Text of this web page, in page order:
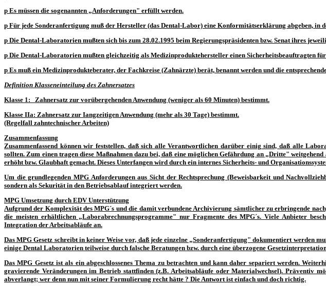
p Es müssen die sogenannten „Anforderungen" erfüllt werden.
p Für jede Sonderanfertigung muß der Hersteller (das Dental-Labor) eine Konformitätserklärung abgeben, in
p Die Dental-Laboratorien mußten sich bis zum 28.02.1995 beim Regierungspräsidenten bzw. Senatihres
p Die Dental-Laboratorien mußten gleichzeitig als Medizinproduktehersteller einen Sicherheitsbeauftragten
p Es muß ein Medizinprodukteberater, der Fachkreise (Zahnärzte) berät, benannt werden und die
Definition Klasseneinteilung des Zahnersatzes
Klasse 1: Zahnersatz zur vorübergehenden Anwendung (weniger als 60 Minuten) bestimmt.
Klasse IIa: Zahnersatz zur Iangzeitigen Anwendung (mehr als 30 Tage) bestimmt.
(Regelfall zahntechnischer Arbeiten)
Zusammenfassung
Zusammenfassend können wir feststellen, daß sich alle Verantwortlichen darüber einig sind, daß alle
sollten. Zum einen tragen diese Maßnahmen dazu bei, daß eine möglichen Gefährdung an „Dritte"
erhöht bzw. Glaubhaft gemacht. Dieses Unterfangen wird durch ein internes Sicherheits- und
Um die grundlegenden MPG Anforderungen aus Sicht der Rechtsprechung (Beweisbarkeit und
sondern als Sekurität in den Betriebsablauf integriert werden.
MPG Umsetzung durch EDV Unterstützung
Aufgrund der Komplexität des MPG´s und die damit verbundene Archivierung sämtlicher zu erbringende
die meisten erhältlichen „Laborabrechnungsprogramme" nur Fragmente des MPG´s. Viele Anbieter
Integration der Arbeitsabläufe an.
Das MPG Gesetz schreibt in keiner Weise vor, daß jede einzelne „Sonderanfertigung" dokumentiert werden
einige Dental Laboratorien teilweise durch falsche Beratungen bzw. durch eine überzogene
Das MPG Gesetz ist als ein abgeschlossenes Thema zu betrachten und kann daher separiert werden.
gravierende Veränderungen im Betrieb stattfinden (z.B. Arbeitsabläufe oder Materialwechsel). Präventiv
abverlangt; wer denn nun mit seiner Formulierung recht hätte ? Die Antwort ist einfach und doch richtig.